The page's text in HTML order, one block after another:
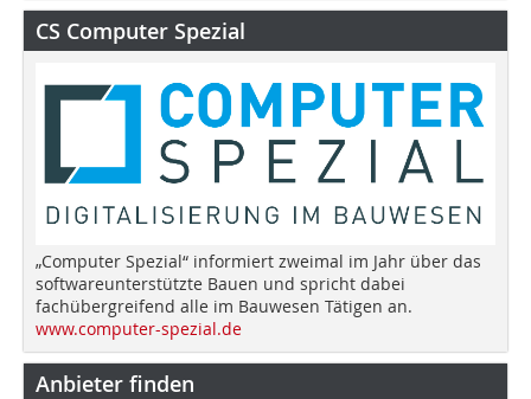
CS Computer Spezial
„Computer Spezial“ informiert zweimal im Jahr über das
softwareunterstützte Bauen und spricht dabei
fachübergreifend alle im Bauwesen Tätigen an.
www.computer-spezial.de
Anbieter finden